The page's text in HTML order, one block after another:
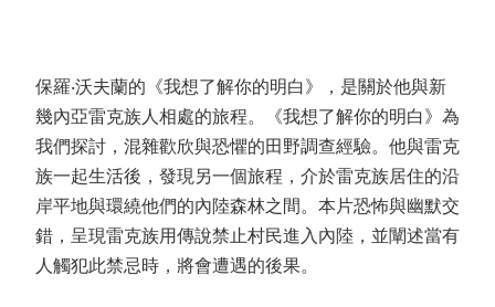
保羅‧沃夫蘭的《我想了解你的明白》，是關於他與新
幾內亞雷克族人相處的旅程。《我想了解你的明白》為
我們探討，混雜歡欣與恐懼的田野調查經驗。他與雷克
族一起生活後，發現另一個旅程，介於雷克族居住的沿
岸平地與環繞他們的內陸森林之間。本片恐怖與幽默交
錯，呈現雷克族用傳說禁止村民進入內陸，並闡述當有
人觸犯此禁忌時，將會遭遇的後果。